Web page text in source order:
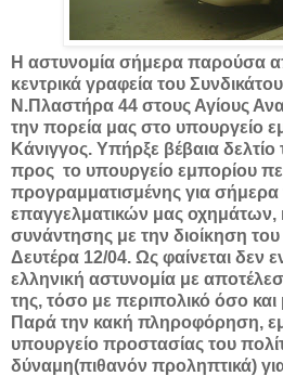
Η αστυνομία σήμερα παρούσα
κεντρικά γραφεία του
Ν.Πλαστήρα 44 στους Αγίους
την πορεία μας στο υπουργείο
Κάνιγγος. Υπήρξε βέβαια
προς το υπουργείο εμπορίου
προγραμματισμένης για
επαγγελματικών μας οχημάτων,
συνάντησης με την διοίκηση
Δευτέρα 12/04. Ως φαίνεται δεν
ελληνική αστυνομία με
της, τόσο με περιπολικό όσο
Παρά την κακή πληροφόρηση,
υπουργείο προστασίας του
δύναμη(πιθανόν προληπτικά)